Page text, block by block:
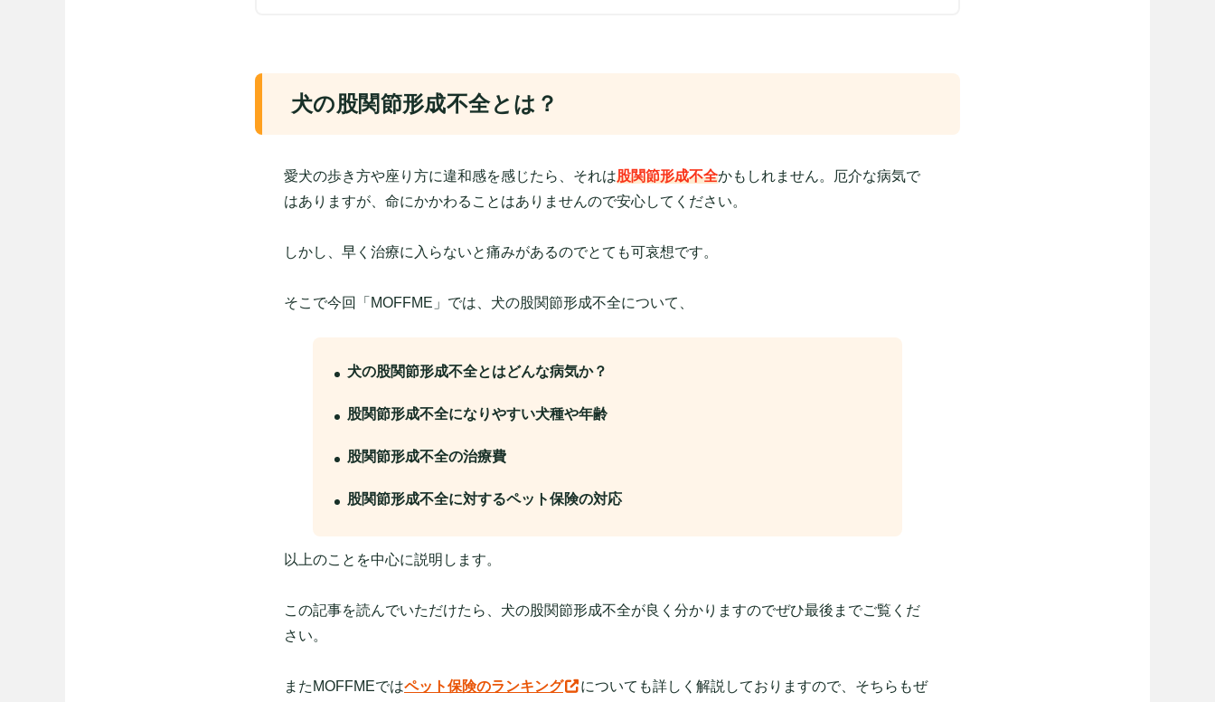
犬の股関節形成不全とは？
愛犬の歩き方や座り方に違和感を感じたら、それは股関節形成不全かもしれません。厄介な病気で
はありますが、命にかかわることはありませんので安心してください。
しかし、早く治療に入らないと痛みがあるのでとても可哀想です。
そこで今回「MOFFME」では、犬の股関節形成不全について、
犬の股関節形成不全とはどんな病気か？
股関節形成不全になりやすい犬種や年齢
股関節形成不全の治療費
股関節形成不全に対するペット保険の対応
以上のことを中心に説明します。
この記事を読んでいただけたら、犬の股関節形成不全が良く分かりますのでぜひ最後までご覧くだ
さい。
またMOFFMEではペット保険のランキング
についても詳しく解説しておりますので、そちらもぜ